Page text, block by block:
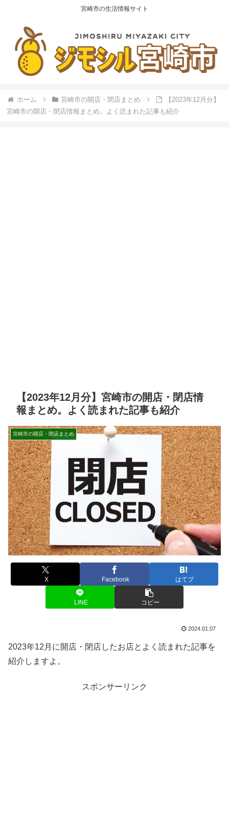
宮崎市の生活情報サイト
ホーム 宮崎市の開店・閉店まとめ
【2023年12月分】
宮崎市の開店・閉店情報まとめ。よく読まれた記事も紹介
【2023年12月分】宮崎市の開店・閉店情
報まとめ。よく読まれた記事も紹介
宮崎市の開店・閉店まとめ
X Facebook はてブ
LINE コピー
2024.01.07
2023年12月に開店・閉店したお店とよく読まれた記事を
紹介しますよ。
スポンサーリンク